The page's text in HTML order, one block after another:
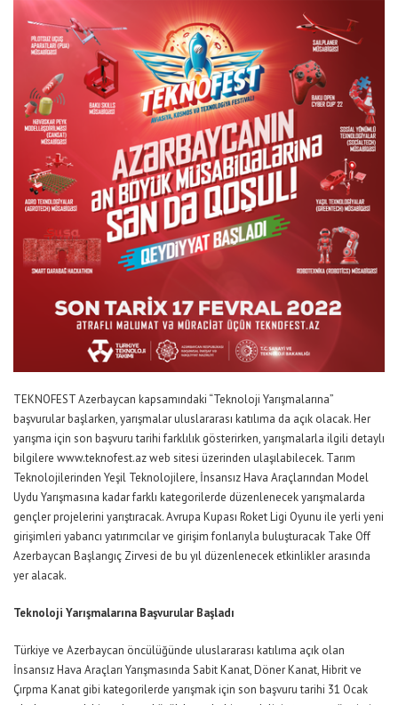
TEKNOFEST Azerbaycan kapsamındaki “Teknoloji Yarışmalarına”
başvurular başlarken, yarışmalar uluslararası katılıma da açık olacak. Her
yarışma için son başvuru tarihi farklılık gösterirken, yarışmalarla ilgili detaylı
bilgilere www.teknofest.az web sitesi üzerinden ulaşılabilecek. Tarım
Teknolojilerinden Yeşil Teknolojilere, İnsansız Hava Araçlarından Model
Uydu Yarışmasına kadar farklı kategorilerde düzenlenecek yarışmalarda
gençler projelerini yarıştıracak. Avrupa Kupası Roket Ligi Oyunu ile yerli yeni
girişimleri yabancı yatırımcılar ve girişim fonlarıyla buluşturacak Take Off
Azerbaycan Başlangıç Zirvesi de bu yıl düzenlenecek etkinlikler arasında
yer alacak.
Teknoloji Yarışmalarına Başvurular Başladı
Türkiye ve Azerbaycan öncülüğünde uluslararası katılıma açık olan
İnsansız Hava Araçları Yarışmasında Sabit Kanat, Döner Kanat, Hibrit ve
Çırpma Kanat gibi kategorilerde yarışmak için son başvuru tarihi 31 Ocak